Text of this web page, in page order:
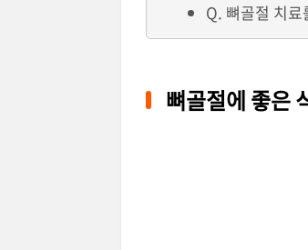
Q. 뼈골절 치료
뼈골절에 좋은